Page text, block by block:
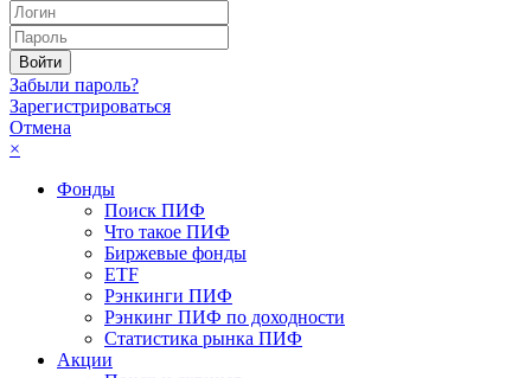
Забыли пароль?
Зарегистрироваться
Отмена
×
Фонды
Поиск ПИФ
Что такое ПИФ
Биржевые фонды
ETF
Рэнкинги ПИФ
Рэнкинг ПИФ по доходности
Статистика рынка ПИФ
Акции